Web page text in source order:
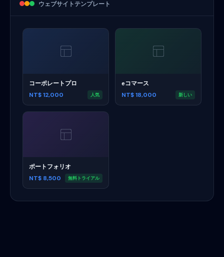
ウェブサイトテンプレート
コーポレートプロ
NT$ 12,000
人気
eコマース
NT$ 18,000
新しい
ポートフォリオ
NT$ 8,500
無料トライアル